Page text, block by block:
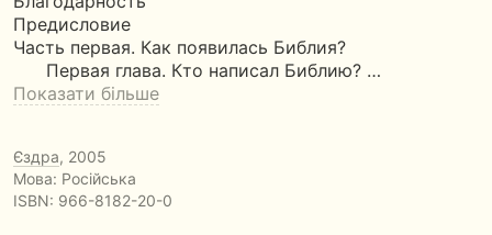
Предисловие
Часть первая. Как появилась Библия?
Первая глава. Кто написал Библию? …
Показати більше
Єздра, 2005
Мова: Російська
ISBN: 966-8182-20-0